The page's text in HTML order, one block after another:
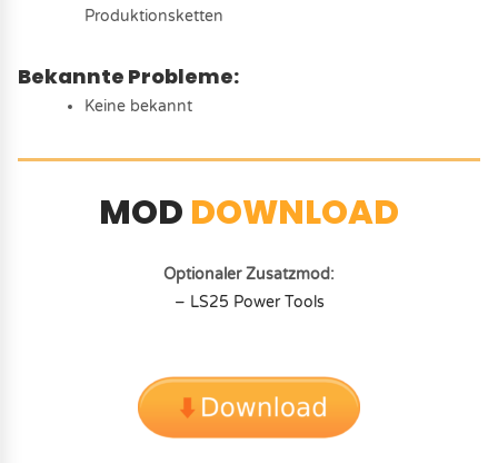
Produktionsketten
Bekannte Probleme:
Keine bekannt
MOD DOWNLOAD
Optionaler Zusatzmod:
– LS25 Power Tools